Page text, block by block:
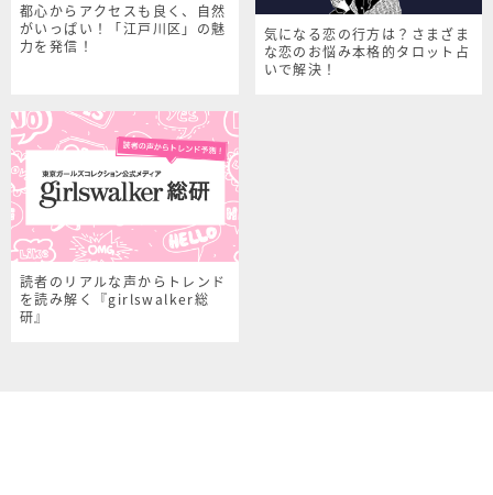
都心からアクセスも良く、自然
がいっぱい！「江戸川区」の魅
力を発信！
気になる恋の行方は？さまざま
な恋のお悩み本格的タロット占
いで解決！
読者のリアルな声からトレンド
を読み解く『girlswalker総
研』